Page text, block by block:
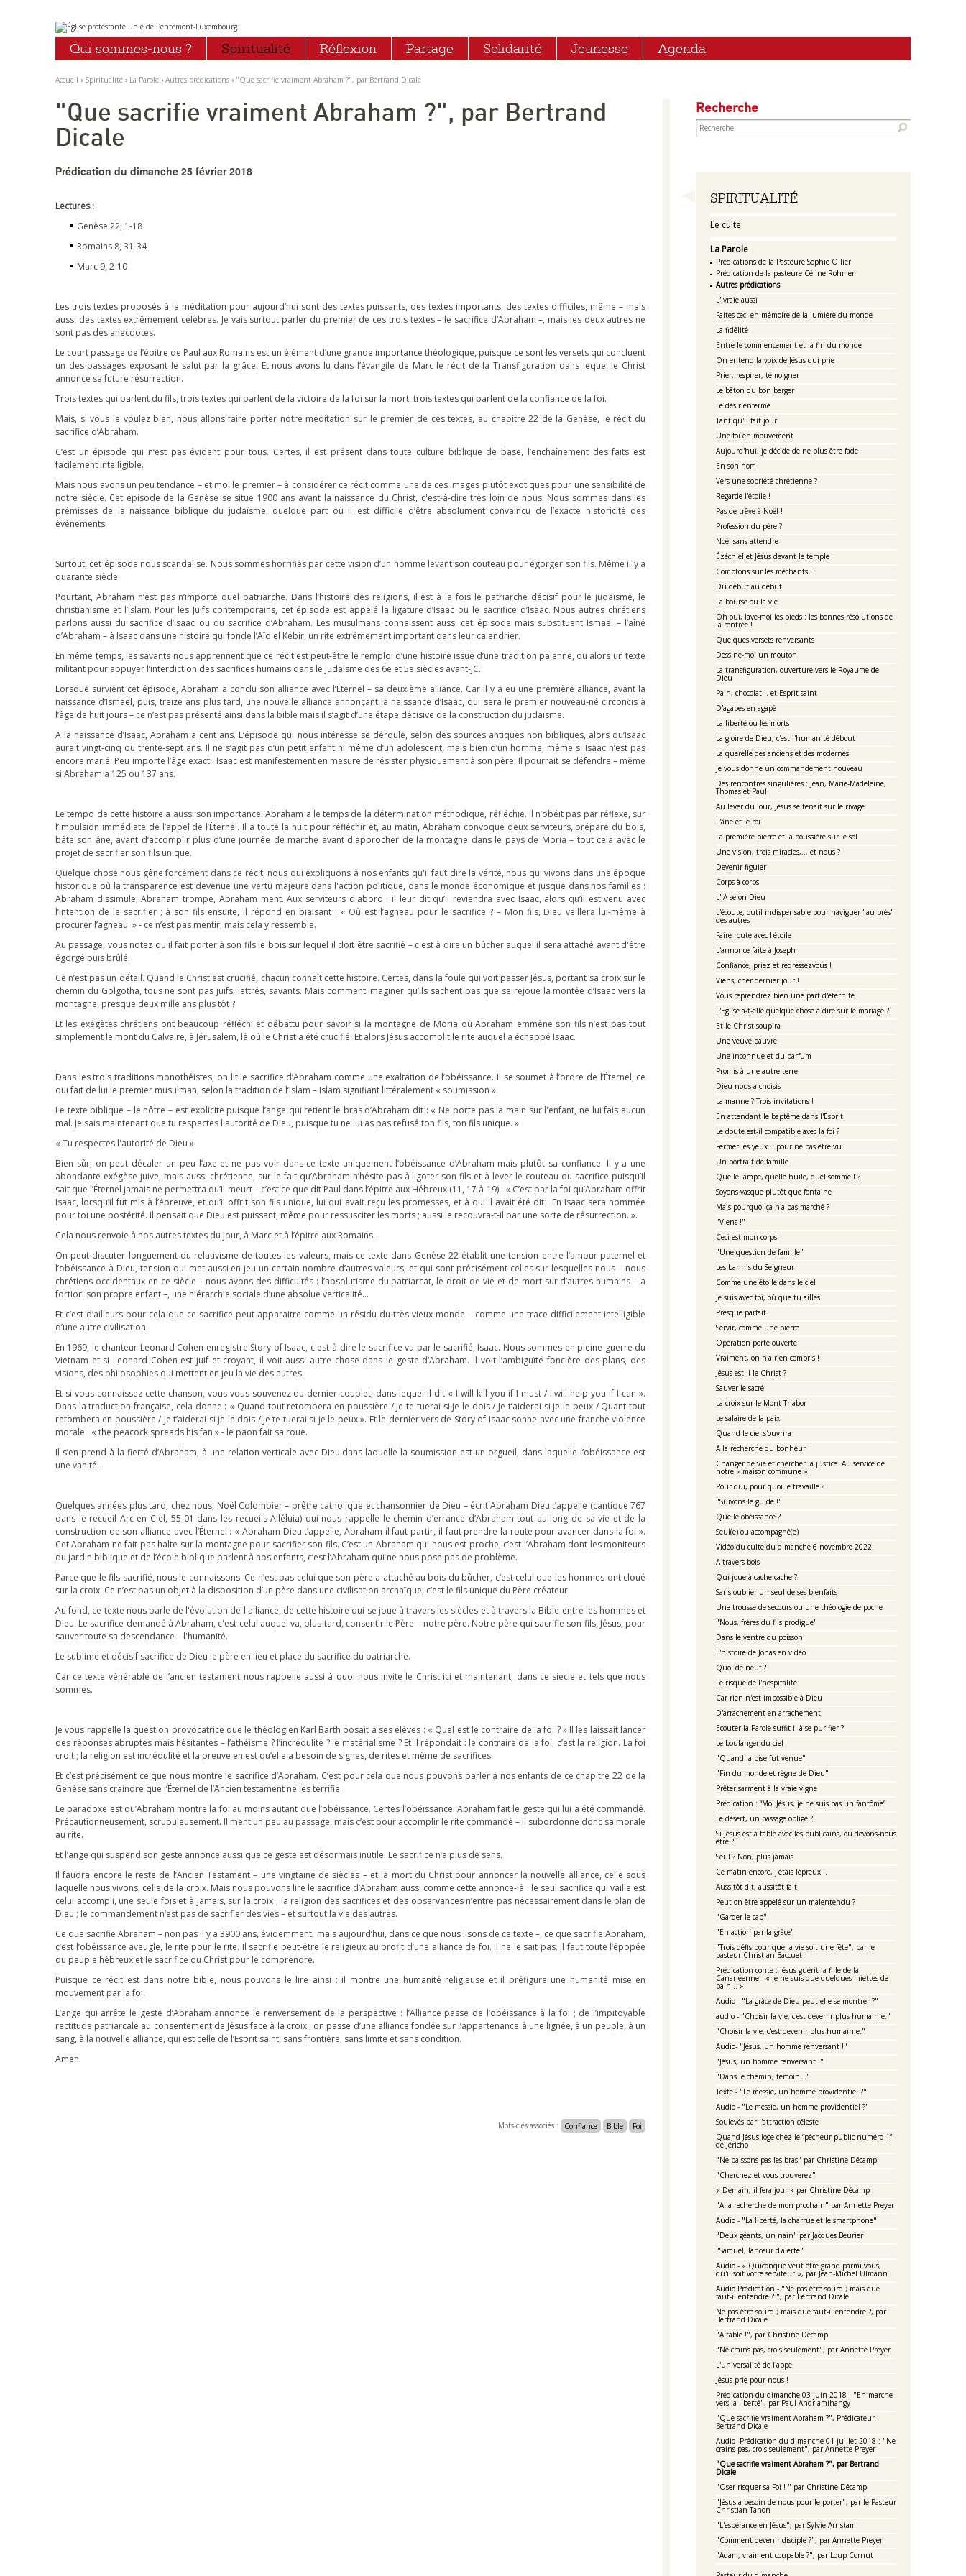
Aller
au
contenu.
à
Outils
personnels
Qui sommes-nous ? Spiritualité Réflexion Partage Solidarité Jeunesse Agenda
Accueil › Spiritualité › La Parole › Autres prédications › "Que sacrifie vraiment Abraham ?", par Bertrand Dicale
Recherche
Navigation
SPIRITUALITÉ
Le culte
La Parole
Prédications de la Pasteure Sophie Ollier
Prédication de la pasteure Céline Rohmer
Autres prédications
L'ivraie aussi
Faites ceci en mémoire de la lumière du monde
La fidélité
Entre le commencement et la fin du monde
On entend la voix de Jésus qui prie
Prier, respirer, témoigner
Le bâton du bon berger
Le désir enfermé
Tant qu'il fait jour
Une foi en mouvement
Aujourd'hui, je décide de ne plus être fade
En son nom
Vers une sobriété chrétienne ?
Regarde l'étoile !
Pas de trêve à Noël !
Profession du père ?
Noël sans attendre
Ézéchiel et Jésus devant le temple
Comptons sur les méchants !
Du début au début
La bourse ou la vie
Oh oui, lave-moi les pieds : les bonnes résolutions de
la rentrée !
Quelques versets renversants
Dessine-moi un mouton
La transfiguration, ouverture vers le Royaume de
Dieu
Pain, chocolat... et Esprit saint
D'agapes en agapè
La liberté ou les morts
La gloire de Dieu, c'est l'humanité débout
La querelle des anciens et des modernes
Je vous donne un commandement nouveau
Des rencontres singulières : Jean, Marie-Madeleine,
Thomas et Paul
Au lever du jour, Jésus se tenait sur le rivage
L'âne et le roi
La première pierre et la poussière sur le sol
Une vision, trois miracles,... et nous ?
Devenir figuier
Corps à corps
L'IA selon Dieu
L'écoute, outil indispensable pour naviguer "au près"
des autres
Faire route avec l'étoile
L'annonce faite à Joseph
Confiance, priez et redressezvous !
Viens, cher dernier jour !
Vous reprendrez bien une part d'éternité
L'Eglise a-t-elle quelque chose à dire sur le mariage ?
Et le Christ soupira
Une veuve pauvre
Une inconnue et du parfum
Promis à une autre terre
Dieu nous a choisis
La manne ? Trois invitations !
En attendant le baptême dans l'Esprit
Le doute est-il compatible avec la foi ?
Fermer les yeux... pour ne pas être vu
Un portrait de famille
Quelle lampe, quelle huile, quel sommeil ?
Soyons vasque plutôt que fontaine
Mais pourquoi ça n'a pas marché ?
"Viens !"
Ceci est mon corps
"Une question de famille"
Les bannis du Seigneur
Comme une étoile dans le ciel
Je suis avec toi, où que tu ailles
Presque parfait
Servir, comme une pierre
Opération porte ouverte
Vraiment, on n'a rien compris !
Jésus est-il le Christ ?
Sauver le sacré
La croix sur le Mont Thabor
Le salaire de la paix
Quand le ciel s'ouvrira
A la recherche du bonheur
Changer de vie et chercher la justice. Au service de
notre « maison commune »
Pour qui, pour quoi je travaille ?
"Suivons le guide !"
Quelle obéissance ?
Seul(e) ou accompagné(e)
Vidéo du culte du dimanche 6 novembre 2022
A travers bois
Qui joue à cache-cache ?
Sans oublier un seul de ses bienfaits
Une trousse de secours ou une théologie de poche
"Nous, frères du fils prodigue"
Dans le ventre du poisson
L'histoire de Jonas en vidéo
Quoi de neuf ?
Le risque de l'hospitalité
Car rien n'est impossible à Dieu
D'arrachement en arrachement
Ecouter la Parole suffit-il à se purifier ?
Le boulanger du ciel
"Quand la bise fut venue"
"Fin du monde et règne de Dieu"
Prêter sarment à la vraie vigne
Prédication : “Moi Jésus, je ne suis pas un fantôme”
Le désert, un passage obligé ?
Si Jésus est à table avec les publicains, où devons-nous
être ?
Seul ? Non, plus jamais
Ce matin encore, j'étais lépreux...
Aussitôt dit, aussitôt fait
Peut-on être appelé sur un malentendu ?
"Garder le cap"
"En action par la grâce"
"Trois défis pour que la vie soit une fête", par le
pasteur Christian Baccuet
Prédication conte : Jésus guérit la fille de la
Cananéenne - « Je ne suis que quelques miettes de
pain… »
Audio - "La grâce de Dieu peut-elle se montrer ?"
audio - "Choisir la vie, c'est devenir plus humain·e."
"Choisir la vie, c'est devenir plus humain·e."
Audio- "Jésus, un homme renversant !"
"Jésus, un homme renversant !"
"Dans le chemin, témoin..."
Texte - "Le messie, un homme providentiel ?"
Audio - "Le messie, un homme providentiel ?"
Soulevés par l'attraction céleste
Quand Jésus loge chez le “pécheur public numéro 1”
de Jéricho
"Ne baissons pas les bras" par Christine Décamp
"Cherchez et vous trouverez"
« Demain, il fera jour » par Christine Décamp
"A la recherche de mon prochain" par Annette Preyer
Audio - "La liberté, la charrue et le smartphone"
"Deux géants, un nain" par Jacques Beurier
"Samuel, lanceur d'alerte"
Audio - « Quiconque veut être grand parmi vous,
qu'il soit votre serviteur », par Jean-Michel Ulmann
Audio Prédication - "Ne pas être sourd ; mais que
faut-il entendre ? ", par Bertrand Dicale
Ne pas être sourd ; mais que faut-il entendre ?, par
Bertrand Dicale
"A table !", par Christine Décamp
"Ne crains pas, crois seulement", par Annette Preyer
L'universalité de l'appel
Jésus prie pour nous !
Prédication du dimanche 03 juin 2018 - "En marche
vers la liberté", par Paul Andriamihangy
"Que sacrifie vraiment Abraham ?", Prédicateur :
Bertrand Dicale
Audio -Prédication du dimanche 01 juillet 2018 : "Ne
crains pas, crois seulement", par Annette Preyer
"Que sacrifie vraiment Abraham ?", par Bertrand
Dicale
"Oser risquer sa Foi ! " par Christine Décamp
"Jésus a besoin de nous pour le porter", par le Pasteur
Christian Tanon
"L'espérance en Jésus", par Sylvie Arnstam
"Comment devenir disciple ?", par Annette Preyer
"Adam, vraiment coupable ?", par Loup Cornut
"Que sacrifie vraiment Abraham ?", par Bertrand
Dicale
Prédication du dimanche 25 février 2018
Lectures :
Genèse 22, 1-18
Romains 8, 31-34
Marc 9, 2-10
Les trois textes proposés à la méditation pour aujourd’hui sont des textes puissants, des textes importants, des textes difficiles, même – mais
aussi des textes extrêmement célèbres. Je vais surtout parler du premier de ces trois textes – le sacrifice d’Abraham –, mais les deux autres ne
sont pas des anecdotes.
Le court passage de l’épitre de Paul aux Romains est un élément d’une grande importance théologique, puisque ce sont les versets qui concluent
un des passages exposant le salut par la grâce. Et nous avons lu dans l’évangile de Marc le récit de la Transfiguration dans lequel le Christ
annonce sa future résurrection.
Trois textes qui parlent du fils, trois textes qui parlent de la victoire de la foi sur la mort, trois textes qui parlent de la confiance de la foi.
Mais, si vous le voulez bien, nous allons faire porter notre méditation sur le premier de ces textes, au chapitre 22 de la Genèse, le récit du
sacrifice d’Abraham.
C’est un épisode qui n’est pas évident pour tous. Certes, il est présent dans toute culture biblique de base, l’enchaînement des faits est
facilement intelligible.
Mais nous avons un peu tendance – et moi le premier – à considérer ce récit comme une de ces images plutôt exotiques pour une sensibilité de
notre siècle. Cet épisode de la Genèse se situe 1900 ans avant la naissance du Christ, c'est-à-dire très loin de nous. Nous sommes dans les
prémisses de la naissance biblique du judaïsme, quelque part où il est difficile d’être absolument convaincu de l’exacte historicité des
événements.
Surtout, cet épisode nous scandalise. Nous sommes horrifiés par cette vision d’un homme levant son couteau pour égorger son fils. Même il y a
quarante siècle.
Pourtant, Abraham n’est pas n’importe quel patriarche. Dans l’histoire des religions, il est à la fois le patriarche décisif pour le judaïsme, le
christianisme et l’islam. Pour les Juifs contemporains, cet épisode est appelé la ligature d’Isaac ou le sacrifice d’Isaac. Nous autres chrétiens
parlons aussi du sacrifice d’Isaac ou du sacrifice d’Abraham. Les musulmans connaissent aussi cet épisode mais substituent Ismaël – l’aîné
d’Abraham – à Isaac dans une histoire qui fonde l’Aïd el Kébir, un rite extrêmement important dans leur calendrier.
En même temps, les savants nous apprennent que ce récit est peut-être le remploi d’une histoire issue d’une tradition païenne, ou alors un texte
militant pour appuyer l’interdiction des sacrifices humains dans le judaïsme des 6e et 5e siècles avant-JC.
Lorsque survient cet épisode, Abraham a conclu son alliance avec l’Éternel – sa deuxième alliance. Car il y a eu une première alliance, avant la
naissance d’Ismaël, puis, treize ans plus tard, une nouvelle alliance annonçant la naissance d’Isaac, qui sera le premier nouveau-né circoncis à
l’âge de huit jours – ce n’est pas présenté ainsi dans la bible mais il s’agit d’une étape décisive de la construction du judaïsme.
A la naissance d’Isaac, Abraham a cent ans. L’épisode qui nous intéresse se déroule, selon des sources antiques non bibliques, alors qu’Isaac
aurait vingt-cinq ou trente-sept ans. Il ne s’agit pas d’un petit enfant ni même d’un adolescent, mais bien d’un homme, même si Isaac n’est pas
encore marié. Peu importe l’âge exact : Isaac est manifestement en mesure de résister physiquement à son père. Il pourrait se défendre – même
si Abraham a 125 ou 137 ans.
Le tempo de cette histoire a aussi son importance. Abraham a le temps de la détermination méthodique, réfléchie. Il n’obéit pas par réflexe, sur
l’impulsion immédiate de l’appel de l’Éternel. Il a toute la nuit pour réfléchir et, au matin, Abraham convoque deux serviteurs, prépare du bois,
bâte son âne, avant d’accomplir plus d’une journée de marche avant d'approcher de la montagne dans le pays de Moria – tout cela avec le
projet de sacrifier son fils unique.
Quelque chose nous gêne forcément dans ce récit, nous qui expliquons à nos enfants qu'il faut dire la vérité, nous qui vivons dans une époque
historique où la transparence est devenue une vertu majeure dans l'action politique, dans le monde économique et jusque dans nos familles :
Abraham dissimule, Abraham trompe, Abraham ment. Aux serviteurs d'abord : il leur dit qu’il reviendra avec Isaac, alors qu’il est venu avec
l’intention de le sacrifier ; à son fils ensuite, il répond en biaisant : « Où est l’agneau pour le sacrifice ? – Mon fils, Dieu veillera lui-même à
procurer l’agneau. » - ce n’est pas mentir, mais cela y ressemble.
Au passage, vous notez qu'il fait porter à son fils le bois sur lequel il doit être sacrifié – c'est à dire un bûcher auquel il sera attaché avant d'être
égorgé puis brûlé.
Ce n’est pas un détail. Quand le Christ est crucifié, chacun connaît cette histoire. Certes, dans la foule qui voit passer Jésus, portant sa croix sur le
chemin du Golgotha, tous ne sont pas juifs, lettrés, savants. Mais comment imaginer qu’ils sachent pas que se rejoue la montée d’Isaac vers la
montagne, presque deux mille ans plus tôt ?
Et les exégètes chrétiens ont beaucoup réfléchi et débattu pour savoir si la montagne de Moria où Abraham emmène son fils n’est pas tout
simplement le mont du Calvaire, à Jérusalem, là où le Christ a été crucifié. Et alors Jésus accomplit le rite auquel a échappé Isaac.
Dans les trois traditions monothéistes, on lit le sacrifice d’Abraham comme une exaltation de l’obéissance. Il se soumet à l’ordre de l’Éternel, ce
qui fait de lui le premier musulman, selon la tradition de l’Islam – Islam signifiant littéralement « soumission ».
Le texte biblique – le nôtre – est explicite puisque l’ange qui retient le bras d’Abraham dit : « Ne porte pas la main sur l'enfant, ne lui fais aucun
mal. Je sais maintenant que tu respectes l'autorité de Dieu, puisque tu ne lui as pas refusé ton fils, ton fils unique. »
« Tu respectes l'autorité de Dieu ».
Bien sûr, on peut décaler un peu l’axe et ne pas voir dans ce texte uniquement l’obéissance d’Abraham mais plutôt sa confiance. Il y a une
abondante exégèse juive, mais aussi chrétienne, sur le fait qu’Abraham n’hésite pas à ligoter son fils et à lever le couteau du sacrifice puisqu’il
sait que l’Éternel jamais ne permettra qu’il meurt – c’est ce que dit Paul dans l’épitre aux Hébreux (11, 17 à 19) : « C’est par la foi qu’Abraham offrit
Isaac, lorsqu’il fut mis à l’épreuve, et qu’il offrit son fils unique, lui qui avait reçu les promesses, et à qui il avait été dit : En Isaac sera nommée
pour toi une postérité. Il pensait que Dieu est puissant, même pour ressusciter les morts ; aussi le recouvra-t-il par une sorte de résurrection. ».
Cela nous renvoie à nos autres textes du jour, à Marc et à l’épitre aux Romains.
On peut discuter longuement du relativisme de toutes les valeurs, mais ce texte dans Genèse 22 établit une tension entre l’amour paternel et
l’obéissance à Dieu, tension qui met aussi en jeu un certain nombre d’autres valeurs, et qui sont précisément celles sur lesquelles nous – nous
chrétiens occidentaux en ce siècle – nous avons des difficultés : l’absolutisme du patriarcat, le droit de vie et de mort sur d’autres humains – a
fortiori son propre enfant –, une hiérarchie sociale d’une absolue verticalité…
Et c’est d’ailleurs pour cela que ce sacrifice peut apparaitre comme un résidu du très vieux monde – comme une trace difficilement intelligible
d’une autre civilisation.
En 1969, le chanteur Leonard Cohen enregistre Story of Isaac, c'est-à-dire le sacrifice vu par le sacrifié, Isaac. Nous sommes en pleine guerre du
Vietnam et si Leonard Cohen est juif et croyant, il voit aussi autre chose dans le geste d’Abraham. Il voit l’ambiguïté foncière des plans, des
visions, des philosophies qui mettent en jeu la vie des autres.
Et si vous connaissez cette chanson, vous vous souvenez du dernier couplet, dans lequel il dit « I will kill you if I must / I will help you if I can ».
Dans la traduction française, cela donne : « Quand tout retombera en poussière / Je te tuerai si je le dois / Je t’aiderai si je le peux / Quant tout
retombera en poussière / Je t’aiderai si je le dois / Je te tuerai si je le peux ». Et le dernier vers de Story of Isaac sonne avec une franche violence
morale : « the peacock spreads his fan » - le paon fait sa roue.
Il s’en prend à la fierté d’Abraham, à une relation verticale avec Dieu dans laquelle la soumission est un orgueil, dans laquelle l’obéissance est
une vanité.
Quelques années plus tard, chez nous, Noël Colombier – prêtre catholique et chansonnier de Dieu – écrit Abraham Dieu t’appelle (cantique 767
dans le recueil Arc en Ciel, 55-01 dans les recueils Alléluia) qui nous rappelle le chemin d’errance d’Abraham tout au long de sa vie et de la
construction de son alliance avec l’Éternel : « Abraham Dieu t’appelle, Abraham il faut partir, il faut prendre la route pour avancer dans la foi ».
Cet Abraham ne fait pas halte sur la montagne pour sacrifier son fils. C’est un Abraham qui nous est proche, c’est l’Abraham dont les moniteurs
du jardin biblique et de l’école biblique parlent à nos enfants, c’est l’Abraham qui ne nous pose pas de problème.
Parce que le fils sacrifié, nous le connaissons. Ce n’est pas celui que son père a attaché au bois du bûcher, c’est celui que les hommes ont cloué
sur la croix. Ce n’est pas un objet à la disposition d’un père dans une civilisation archaïque, c’est le fils unique du Père créateur.
Au fond, ce texte nous parle de l'évolution de l'alliance, de cette histoire qui se joue à travers les siècles et à travers la Bible entre les hommes et
Dieu. Le sacrifice demandé à Abraham, c'est celui auquel va, plus tard, consentir le Père – notre père. Notre père qui sacrifie son fils, Jésus, pour
sauver toute sa descendance – l'humanité.
Le sublime et décisif sacrifice de Dieu le père en lieu et place du sacrifice du patriarche.
Car ce texte vénérable de l’ancien testament nous rappelle aussi à quoi nous invite le Christ ici et maintenant, dans ce siècle et tels que nous
sommes.
Je vous rappelle la question provocatrice que le théologien Karl Barth posait à ses élèves : « Quel est le contraire de la foi ? » Il les laissait lancer
des réponses abruptes mais hésitantes – l’athéisme ? l’incrédulité ? le matérialisme ? Et il répondait : le contraire de la foi, c’est la religion. La foi
croit ; la religion est incrédulité et la preuve en est qu’elle a besoin de signes, de rites et même de sacrifices.
Et c’est précisément ce que nous montre le sacrifice d’Abraham. C’est pour cela que nous pouvons parler à nos enfants de ce chapitre 22 de la
Genèse sans craindre que l’Éternel de l’Ancien testament ne les terrifie.
Le paradoxe est qu’Abraham montre la foi au moins autant que l’obéissance. Certes l’obéissance. Abraham fait le geste qui lui a été commandé.
Précautionneusement, scrupuleusement. Il ment un peu au passage, mais c’est pour accomplir le rite commandé – il subordonne donc sa morale
au rite.
Et l’ange qui suspend son geste annonce aussi que ce geste est désormais inutile. Le sacrifice n’a plus de sens.
Il faudra encore le reste de l’Ancien Testament – une vingtaine de siècles – et la mort du Christ pour annoncer la nouvelle alliance, celle sous
laquelle nous vivons, celle de la croix. Mais nous pouvons lire le sacrifice d’Abraham aussi comme cette annonce-là : le seul sacrifice qui vaille est
celui accompli, une seule fois et à jamais, sur la croix ; la religion des sacrifices et des observances n’entre pas nécessairement dans le plan de
Dieu ; le commandement n’est pas de sacrifier des vies – et surtout la vie des autres.
Ce que sacrifie Abraham – non pas il y a 3900 ans, évidemment, mais aujourd’hui, dans ce que nous lisons de ce texte –, ce que sacrifie Abraham,
c’est l’obéissance aveugle, le rite pour le rite. Il sacrifie peut-être le religieux au profit d’une alliance de foi. Il ne le sait pas. Il faut toute l’épopée
du peuple hébreux et le sacrifice du Christ pour le comprendre.
Puisque ce récit est dans notre bible, nous pouvons le lire ainsi : il montre une humanité religieuse et il préfigure une humanité mise en
mouvement par la foi.
L’ange qui arrête le geste d’Abraham annonce le renversement de la perspective : l’Alliance passe de l’obéissance à la foi ; de l’impitoyable
rectitude patriarcale au consentement de Jésus face à la croix ; on passe d’une alliance fondée sur l’appartenance à une lignée, à un peuple, à un
sang, à la nouvelle alliance, qui est celle de l’Esprit saint, sans frontière, sans limite et sans condition.
Amen.
Mots-clés associés : Confiance Bible Foi